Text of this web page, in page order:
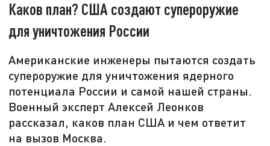
Каков план? США создают супероружие
для уничтожения России
Американские инженеры пытаются создать
супероружие для уничтожения ядерного
потенциала России и самой нашей страны.
Военный эксперт Алексей Леонков
рассказал, каков план США и чем ответит
на вызов Москва.